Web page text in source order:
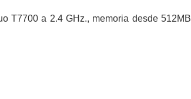
T7700 a 2.4 GHz., memoria desde 512MB